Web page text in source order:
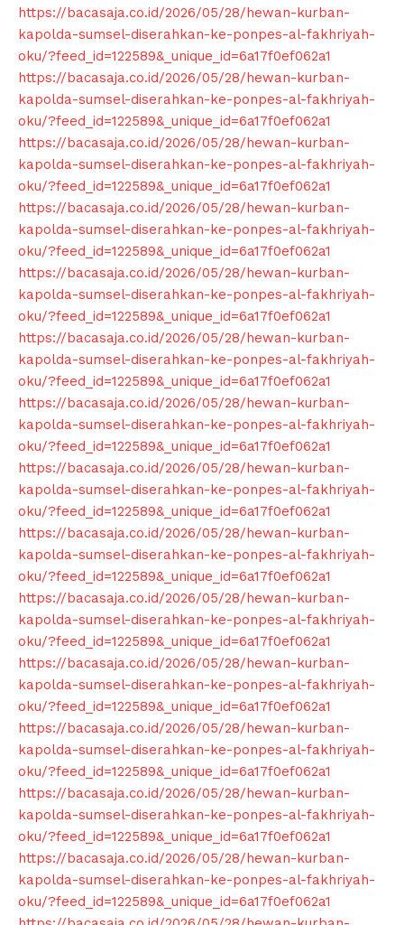
https://bacasaja.co.id/2026/05/28/hewan-kurban-
kapolda-sumsel-diserahkan-ke-ponpes-al-fakhriyah-
oku/?feed_id=122589&_unique_id=6a17f0ef062a1
https://bacasaja.co.id/2026/05/28/hewan-kurban-
kapolda-sumsel-diserahkan-ke-ponpes-al-fakhriyah-
oku/?feed_id=122589&_unique_id=6a17f0ef062a1
https://bacasaja.co.id/2026/05/28/hewan-kurban-
kapolda-sumsel-diserahkan-ke-ponpes-al-fakhriyah-
oku/?feed_id=122589&_unique_id=6a17f0ef062a1
https://bacasaja.co.id/2026/05/28/hewan-kurban-
kapolda-sumsel-diserahkan-ke-ponpes-al-fakhriyah-
oku/?feed_id=122589&_unique_id=6a17f0ef062a1
https://bacasaja.co.id/2026/05/28/hewan-kurban-
kapolda-sumsel-diserahkan-ke-ponpes-al-fakhriyah-
oku/?feed_id=122589&_unique_id=6a17f0ef062a1
https://bacasaja.co.id/2026/05/28/hewan-kurban-
kapolda-sumsel-diserahkan-ke-ponpes-al-fakhriyah-
oku/?feed_id=122589&_unique_id=6a17f0ef062a1
https://bacasaja.co.id/2026/05/28/hewan-kurban-
kapolda-sumsel-diserahkan-ke-ponpes-al-fakhriyah-
oku/?feed_id=122589&_unique_id=6a17f0ef062a1
https://bacasaja.co.id/2026/05/28/hewan-kurban-
kapolda-sumsel-diserahkan-ke-ponpes-al-fakhriyah-
oku/?feed_id=122589&_unique_id=6a17f0ef062a1
https://bacasaja.co.id/2026/05/28/hewan-kurban-
kapolda-sumsel-diserahkan-ke-ponpes-al-fakhriyah-
oku/?feed_id=122589&_unique_id=6a17f0ef062a1
https://bacasaja.co.id/2026/05/28/hewan-kurban-
kapolda-sumsel-diserahkan-ke-ponpes-al-fakhriyah-
oku/?feed_id=122589&_unique_id=6a17f0ef062a1
https://bacasaja.co.id/2026/05/28/hewan-kurban-
kapolda-sumsel-diserahkan-ke-ponpes-al-fakhriyah-
oku/?feed_id=122589&_unique_id=6a17f0ef062a1
https://bacasaja.co.id/2026/05/28/hewan-kurban-
kapolda-sumsel-diserahkan-ke-ponpes-al-fakhriyah-
oku/?feed_id=122589&_unique_id=6a17f0ef062a1
https://bacasaja.co.id/2026/05/28/hewan-kurban-
kapolda-sumsel-diserahkan-ke-ponpes-al-fakhriyah-
oku/?feed_id=122589&_unique_id=6a17f0ef062a1
https://bacasaja.co.id/2026/05/28/hewan-kurban-
kapolda-sumsel-diserahkan-ke-ponpes-al-fakhriyah-
oku/?feed_id=122589&_unique_id=6a17f0ef062a1